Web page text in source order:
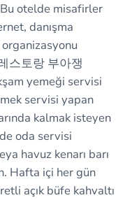
otelde misafirler
danışma
스토랑 부아쟁
yemeği servisi
servisi yapan
kalmak isteyen
oda servisi
havuz kenarı barı
Hafta içi her gün
açık büfe kahvaltı